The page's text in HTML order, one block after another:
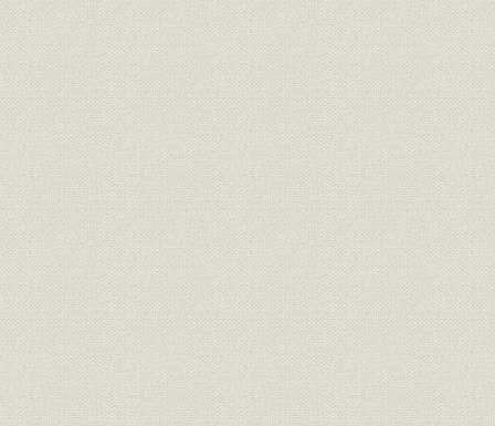
第9章 高度成長下の飛躍と転換 昭和36-43年
第1節 構造変化と神部体制の終焉
1 高度成長時代への出発
2 神部社長の大ビジョンと一挙増資
3 産業・国土政策の転換と当社事業の内容変化
4 転機に立つ神部ビジョン
5 新しい時代に向かって
6 神部時代末期を飾る大号令
7 神部時代の衰退と終局